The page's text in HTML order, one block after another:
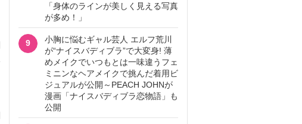
「身体のラインが美しく見える写真
が多め！」
9
小胸に悩むギャル芸人 エルフ荒川
が“ナイスバディブラ”で大変身! 薄
めメイクでいつもとは一味違うフェ
ミニンなヘアメイクで挑んだ着用ビ
ジュアルが公開～PEACH JOHNが
漫画「ナイスバディブラ恋物語」も
公開